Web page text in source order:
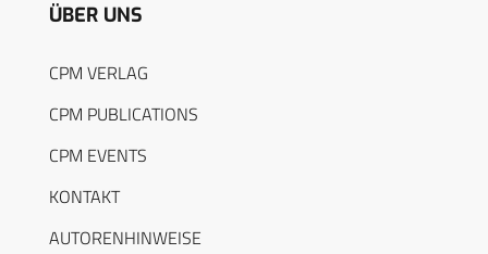
ÜBER UNS
CPM VERLAG
CPM PUBLICATIONS
CPM EVENTS
KONTAKT
AUTORENHINWEISE